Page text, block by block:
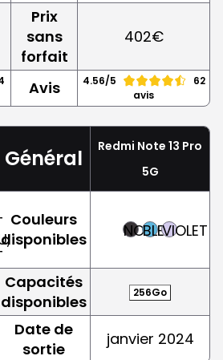
Prix
sans
forfait
402€
Avis 4.56/5
62
avis
Général
Redmi Note 13 Pro
5G
Couleurs
disponibles
NOIRBLEUVIOLET
Capacités
disponibles
256Go
Date de
sortie
janvier 2024